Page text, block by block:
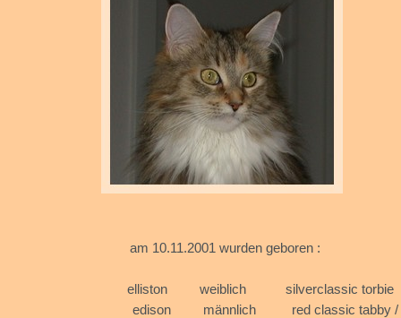
am 10.11.2001
elliston weiblich
edison männlich